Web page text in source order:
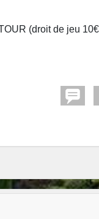
(droit de jeu